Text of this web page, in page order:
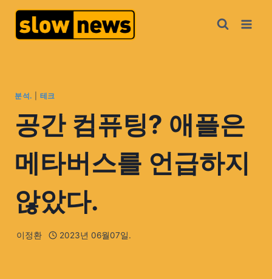
분석. 테크
공간 컴퓨팅? 애플은
메타버스를 언급하지
않았다.
이정환 2023년 06월07일.